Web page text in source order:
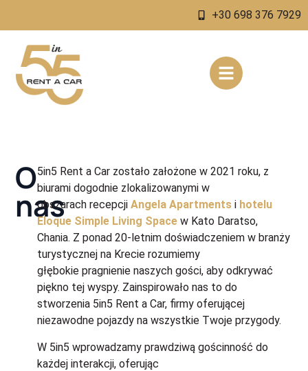
+30 698 376 7929
O
nas
5in5 Rent a Car zostało założone w 2021 roku, z
biurami dogodnie zlokalizowanymi w
obszarach recepcjiAngela Apartments i hotelu
Eloque Simple Living Space w Kato Daratso,
Chania. Z ponad 20-letnim doświadczeniem w branży
turystycznej na Krecie rozumiemy
głębokie pragnienie naszych gości, aby odkrywać
piękno tej wyspy. Zainspirowało nas to do
stworzenia 5in5 Rent a Car, firmy oferującej
niezawodne pojazdy na wszystkie Twoje przygody.
W 5in5 wprowadzamy prawdziwą gościnność do
każdej interakcji, oferując